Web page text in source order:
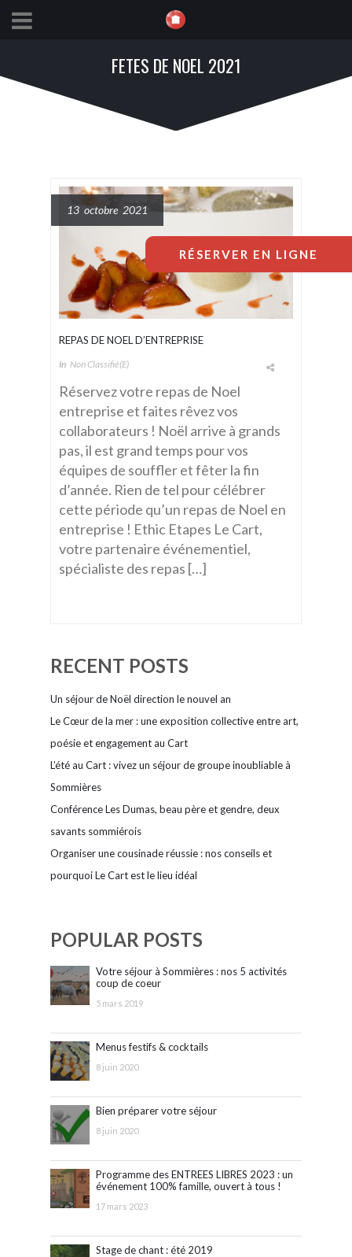
FETES DE NOEL 2021
13 octobre 2021
REPAS DE NOEL D’ENTREPRISE
In Non Classifié(e)
Réservez votre repas de Noel
entreprise et faites rêvez vos
collaborateurs ! Noël arrive à grands
pas, il est grand temps pour vos
équipes de souffler et fêter la fin
d’année. Rien de tel pour célébrer
cette période qu’un repas de Noel en
entreprise ! Ethic Etapes Le Cart,
votre partenaire événementiel,
spécialiste des repas […]
RECENT POSTS
Un séjour de Noël direction le nouvel an
Le Cœur de la mer : une exposition collective entre art,
poésie et engagement au Cart
L’été au Cart : vivez un séjour de groupe inoubliable à
Sommières
Conférence Les Dumas, beau père et gendre, deux
savants sommiérois
Organiser une cousinade réussie : nos conseils et
pourquoi Le Cart est le lieu idéal
POPULAR POSTS
Votre séjour à Sommières : nos 5 activités
coup de coeur
5 mars 2019
Menus festifs & cocktails
8 juin 2020
Bien préparer votre séjour
8 juin 2020
Programme des ENTREES LIBRES 2023 : un
événement 100% famille, ouvert à tous !
17 mars 2023
Stage de chant : été 2019
RÉSERVER EN LIGNE